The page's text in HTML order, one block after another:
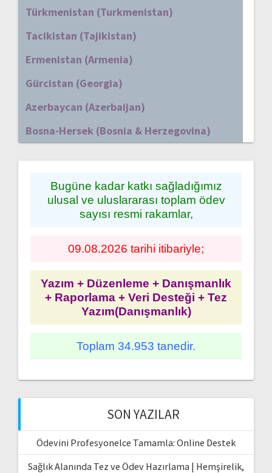
Türkmenistan (Turkmenistan)
Tacikistan (Tajikistan)
Ermenistan (Armenia)
Gürcistan (Georgia)
Azerbaycan (Azerbaijan)
Bosna-Hersek (Bosnia & Herzegovina)
Bugüne kadar katkı sağladığımız
ulusal ve uluslararası toplam ödev
sayısı resmi rakamlar,
09.08.2026 tarihi itibariyle;
Yazım + Düzenleme + Danışmanlık
+ Raporlama + Veri Desteği + Tez
Yazım(Danışmanlık)
Toplam 34.953 tanedir.
SON YAZILAR
Ödevini Profesyonelce Tamamla: Online Destek
Sağlık Alanında Tez ve Ödev Hazırlama | Hemşirelik,